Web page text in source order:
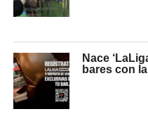
Nace
bares con